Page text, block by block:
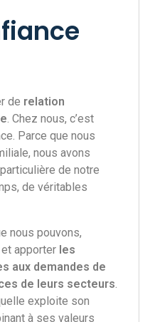
de relation
. Chez nous, c’est
Parce que nous
nous avons
de notre
de véritables
nous pouvons,
apporter les
aux demandes de
de leurs secteurs.
exploite son
à ses valeurs